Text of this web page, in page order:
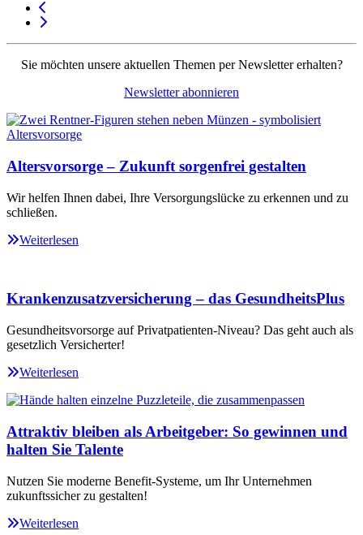
Sie möchten unsere aktuellen Themen per Newsletter erhalten?
Newsletter abonnieren
Altersvorsorge – Zukunft sorgenfrei gestalten
Wir helfen Ihnen dabei, Ihre Versorgungslücke zu erkennen und zu
schließen.
Weiterlesen
Krankenzusatzversicherung – das GesundheitsPlus
Gesundheitsvorsorge auf Privatpatienten-Niveau? Das geht auch als
gesetzlich Versicherter!
Weiterlesen
Attraktiv bleiben als Arbeitgeber: So gewinnen und
halten Sie Talente
Nutzen Sie moderne Benefit-Systeme, um Ihr Unternehmen
zukunftssicher zu gestalten!
Weiterlesen